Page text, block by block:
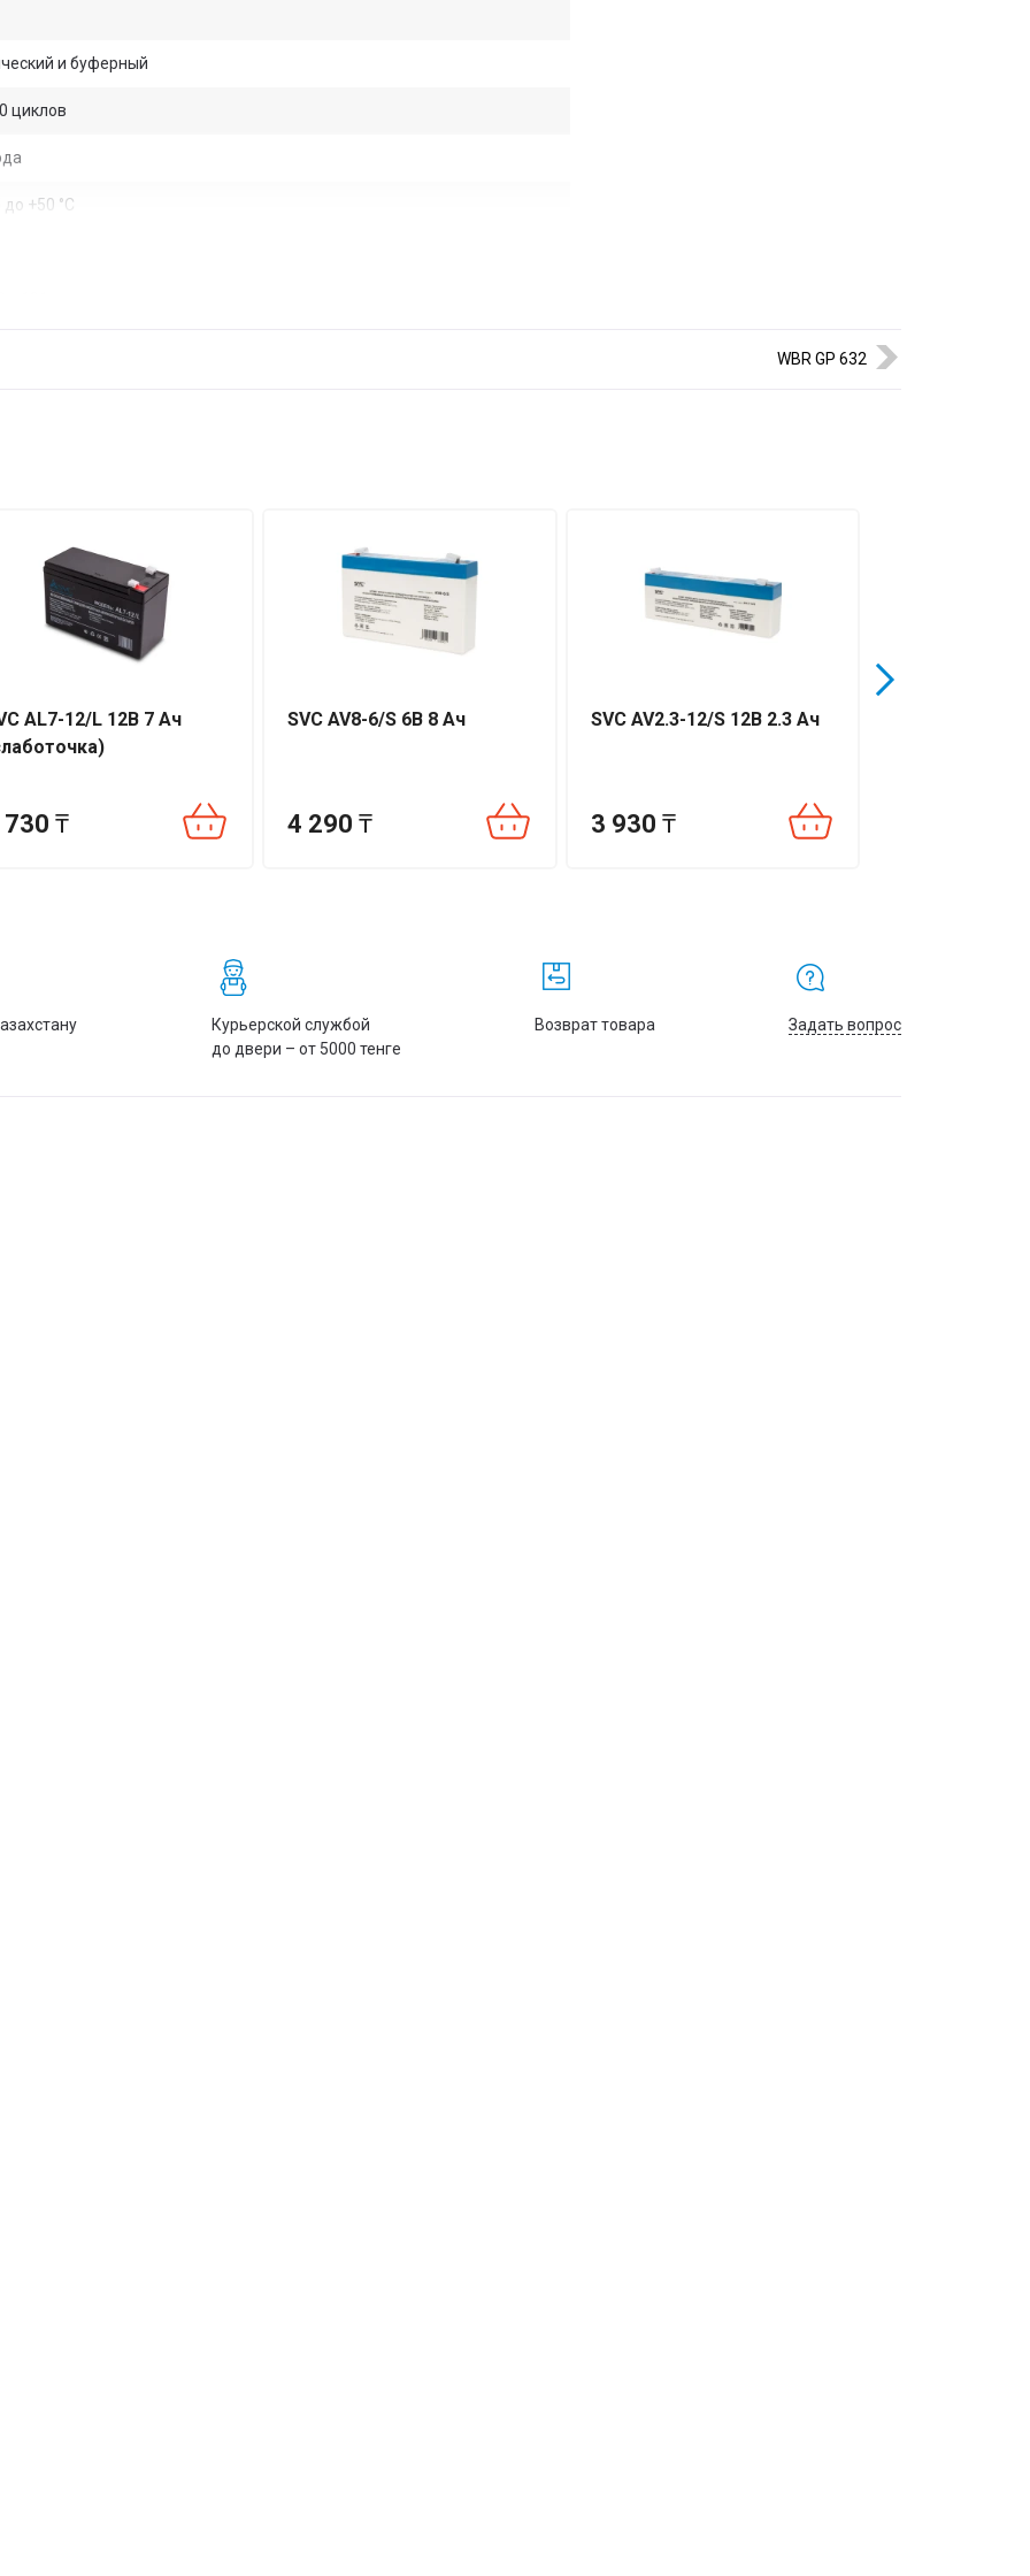
и буферный
циклов
+50 °С
для компактных систем резервного питания, где важны
сигнализации и видеонаблюдения. Свяжитесь с нами — поможем
под ваш проект.
WBR GP 632
AL7-12/L 12В 7 Ач
730 ₸
SVC AV8-6/S 6В 8 Ач
4 290 ₸
SVC AV2.3-12/S 12В 2.3 Ач
3 930 ₸
Курьерской службой
до двери – от 5000 тенге
Возврат товара Задать вопрос